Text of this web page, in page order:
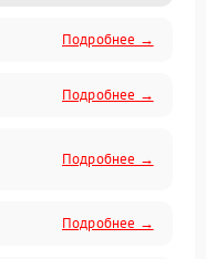
Подробнее →
Подробнее →
Подробнее →
Подробнее →